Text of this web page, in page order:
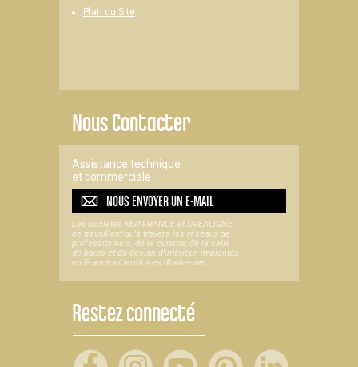
Plan du Site
Nous Contacter
Assistance technique
et commerciale
NOUS ENVOYER UNE-MAIL
Les sociétés MSAFRANCE et CREALIGNE
ne travaillent qu'à travers les réseaux de
professionnels, de la cuisine, de la salle
de bains et du design d'intérieur, implantés
en France et territoires d’outre-mer.
Restez connecté